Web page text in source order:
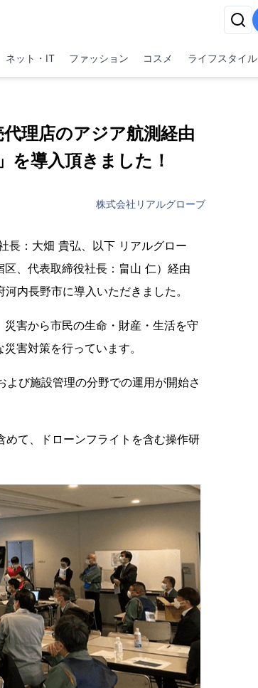
ネット・IT ファッション コスメ ライフスタイル
理店のアジア航測経由
を導入頂きました！
株式会社リアルグローブ
長：大畑 貴弘、以下 リアルグロー
、代表取締役社長：畠山 仁）経由
内長野市に導入いただきました。
害から市民の生命・財産・生活を守
害対策を行っています。
び施設管理の分野での運用が開始さ
て、ドローンフライトを含む操作研